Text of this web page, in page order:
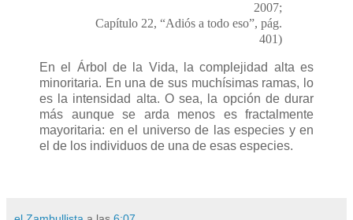
2007;
Capítulo 22, “Adiós a todo eso”, pág.
401)
En el Árbol de la Vida, la complejidad alta es
minoritaria. En una de sus muchísimas ramas, lo
es la intensidad alta. O sea, la opción de durar
más aunque se arda menos es fractalmente
mayoritaria: en el universo de las especies y en
el de los individuos de una de esas especies.